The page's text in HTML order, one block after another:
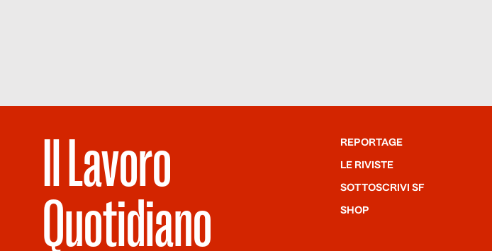
Il Lavoro
Quotidiano
REPORTAGE
LE RIVISTE
SOTTOSCRIVI SF
SHOP